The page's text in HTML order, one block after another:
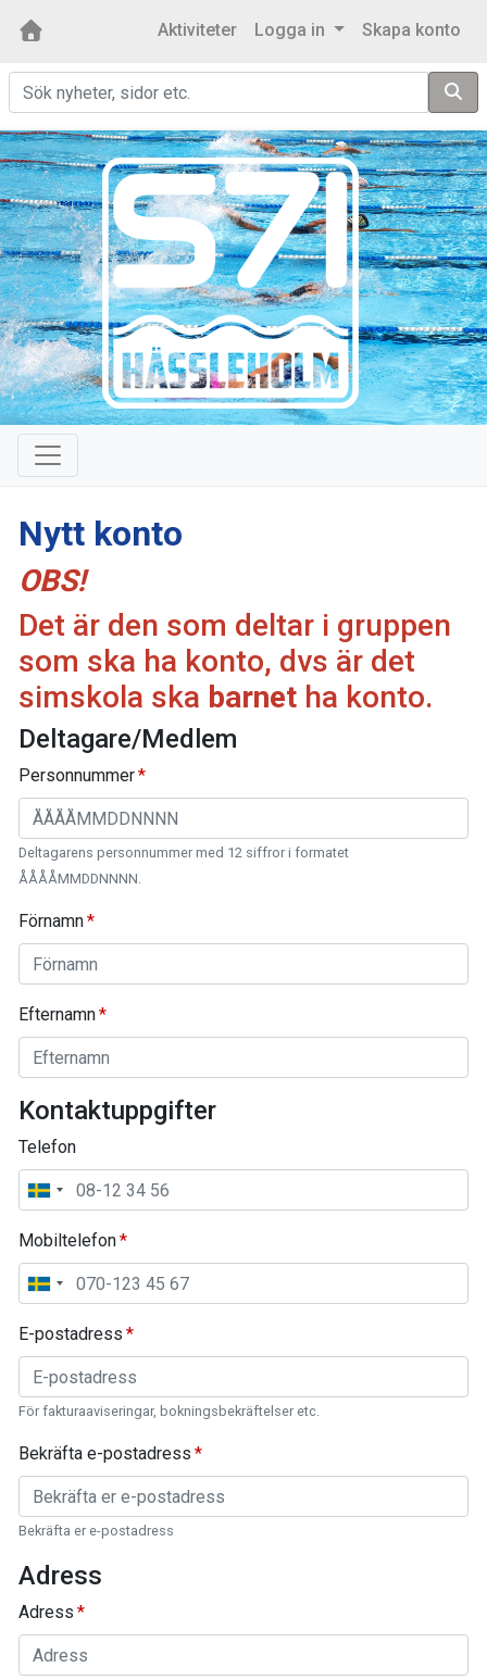
Aktiviteter Logga in Skapa konto
Sök
Nytt konto
OBS!
Det är den som deltar i gruppen
som ska ha konto, dvs är det
simskola ska barnet ha konto.
Deltagare/Medlem
Personnummer
Deltagarens personnummer med 12 siffror i formatet
ÅÅÅÅMMDDNNNN.
Förnamn
Efternamn
Kontaktuppgifter
Telefon
Mobiltelefon
E-postadress
För fakturaaviseringar, bokningsbekräftelser etc.
Bekräfta e-postadress
Bekräfta er e-postadress
Adress
Adress